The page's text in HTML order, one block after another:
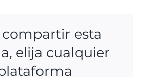
compartir esta
elija cualquier